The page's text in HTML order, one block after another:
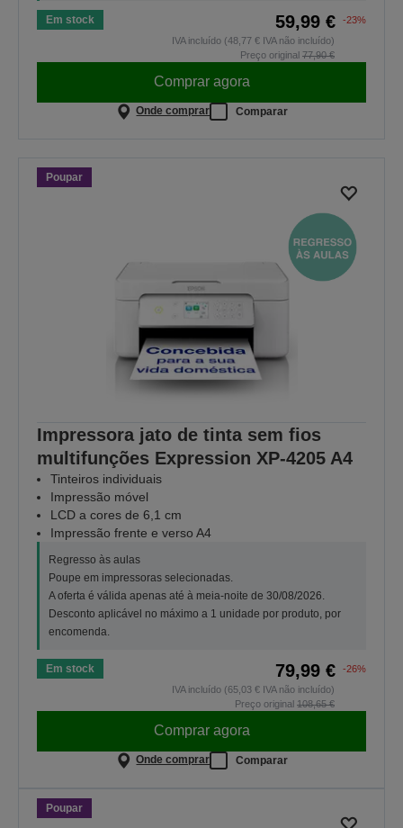
Em stock 59,99 €
-23%
IVA incluído (48,77 € IVA não incluído)
Preço original 77,90 €
Comprar agora
Onde comprar Comparar
Poupar
Impressora jato de tinta sem fios
multifunções Expression XP-4205 A4
Tinteiros individuais
Impressão móvel
LCD a cores de 6,1 cm
Impressão frente e verso A4
Regresso às aulas
Poupe em impressoras selecionadas.
A oferta é válida apenas até à meia-noite de 30/08/2026.
Desconto aplicável no máximo a 1 unidade por produto, por
encomenda.
Em stock 79,99 €
-26%
IVA incluído (65,03 € IVA não incluído)
Preço original 108,65 €
Comprar agora
Onde comprar Comparar
Poupar